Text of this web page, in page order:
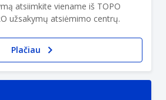
atsiimkite viename iš TOPO
užsakymų atsiėmimo centrų.
Plačiau